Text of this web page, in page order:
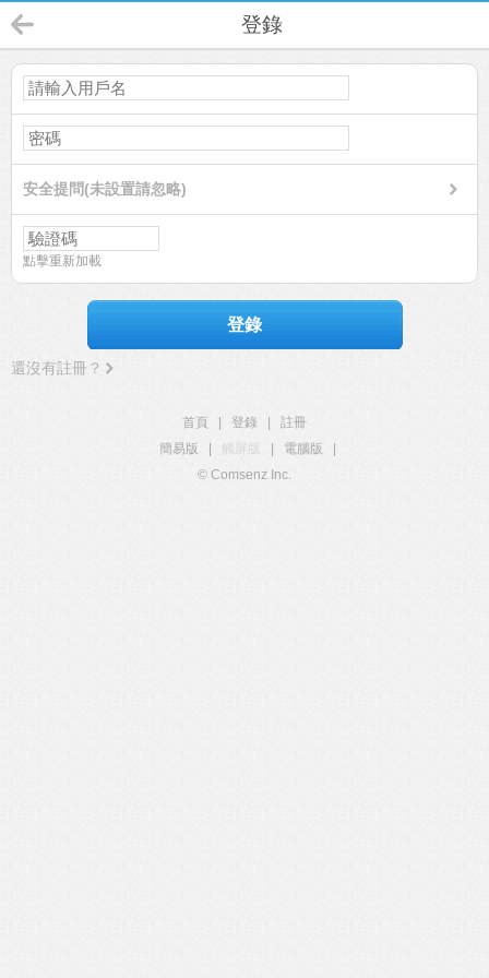
登錄
安全提問(未設置請忽略)
點擊重新加載
登錄
還沒有註冊？
首頁 登錄
註冊
簡易版
觸屏版 電腦版
© Comsenz Inc.